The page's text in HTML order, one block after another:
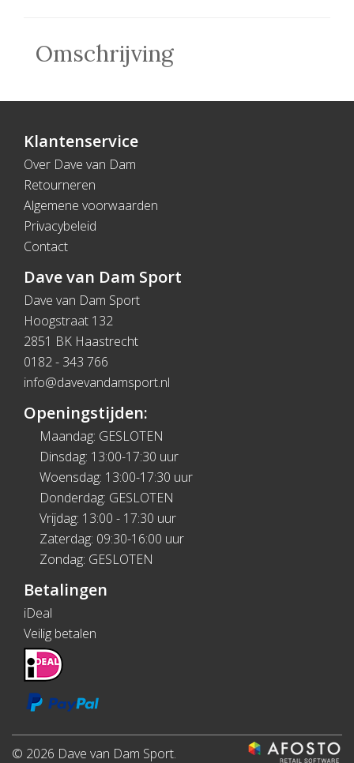
Omschrijving
Klantenservice
Over Dave van Dam
Retourneren
Algemene voorwaarden
Privacybeleid
Contact
Dave van Dam Sport
Dave van Dam Sport
Hoogstraat 132
2851 BK Haastrecht
0182 - 343 766
info@davevandamsport.nl
Openingstijden:
Maandag: GESLOTEN
Dinsdag: 13:00-17:30 uur
Woensdag: 13:00-17:30 uur
Donderdag: GESLOTEN
Vrijdag: 13:00 - 17:30 uur
Zaterdag: 09:30-16:00 uur
Zondag: GESLOTEN
Betalingen
iDeal
Veilig betalen
© 2026 Dave van Dam Sport.